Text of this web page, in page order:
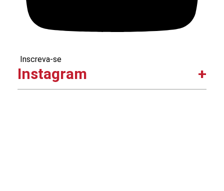
Inscreva-se
Instagram